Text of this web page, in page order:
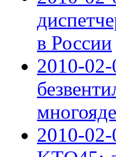
в России
2010-
2010-